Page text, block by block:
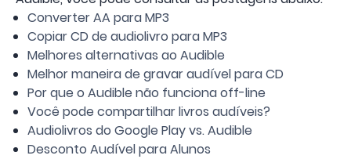
Converter AA para MP3
Copiar CD de audiolivro para MP3
Melhores alternativas ao Audible
Melhor maneira de gravar audível para CD
Por que o Audible não funciona off-line
Você pode compartilhar livros audíveis?
Audiolivros do Google Play vs. Audible
Desconto Audível para Alunos